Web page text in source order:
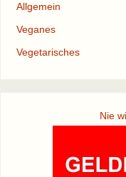
Allgemein
Veganes
Vegetarisches
Nie